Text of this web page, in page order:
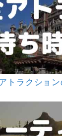
トラクショ